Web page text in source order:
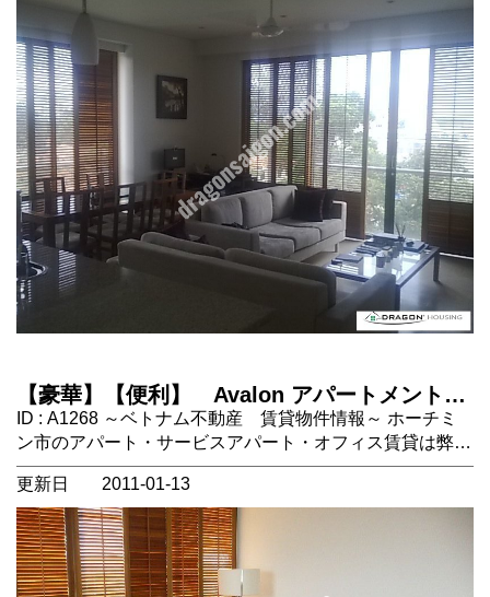
ァ、ベッド、バスタブ等フル装備 家賃に含まれるもの：
水道代、インターネット、管理費、ＶＡＴ、掃除、洗濯
家賃に含まれないもの： 電気代 コメント： ホーチミ
ン市1区の中心地にある高級アパート。 隣は統一会堂、
歩いて5分のところにスーパー、デパートとあり生活にと
ても便利な立地。 アパート内にプール、ジム、サウナが
あり無料で利用できます。 https://dragonsaigon.com/
更新日 2011-01-13
【豪華】【便利】 Avalon アパートメント
(３), Dist.1 ホーチミン市 (Saigon) ,ベトナム
不動産
ID : A1268 ～ベトナム不動産 賃貸物件情報～ ホーチミ
ン市のアパート・サービスアパート・オフィス賃貸は弊社
にお任せください！ ホーチミン市1区のAvalonのご紹介で
す。 1区の中心にあり、スーパーマーケットのCOOP
MARTが徒歩圏内にあります。 館内にはジム、スイミング
プールもあります。 24時間警備体制でセキュリティも抜
群です。 ２ベッドルーム、１リビングルーム、 設備：バ
スタブ、エアコン3、洗濯機、テレビ、冷蔵庫、電子レン